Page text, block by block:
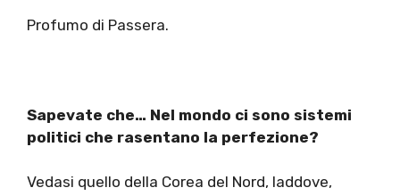
Profumo di Passera.
Sapevate che… Nel mondo ci sono sistemi
politici che rasentano la perfezione?
Vedasi quello della Corea del Nord, laddove,